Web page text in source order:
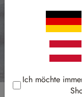
Ich möchte